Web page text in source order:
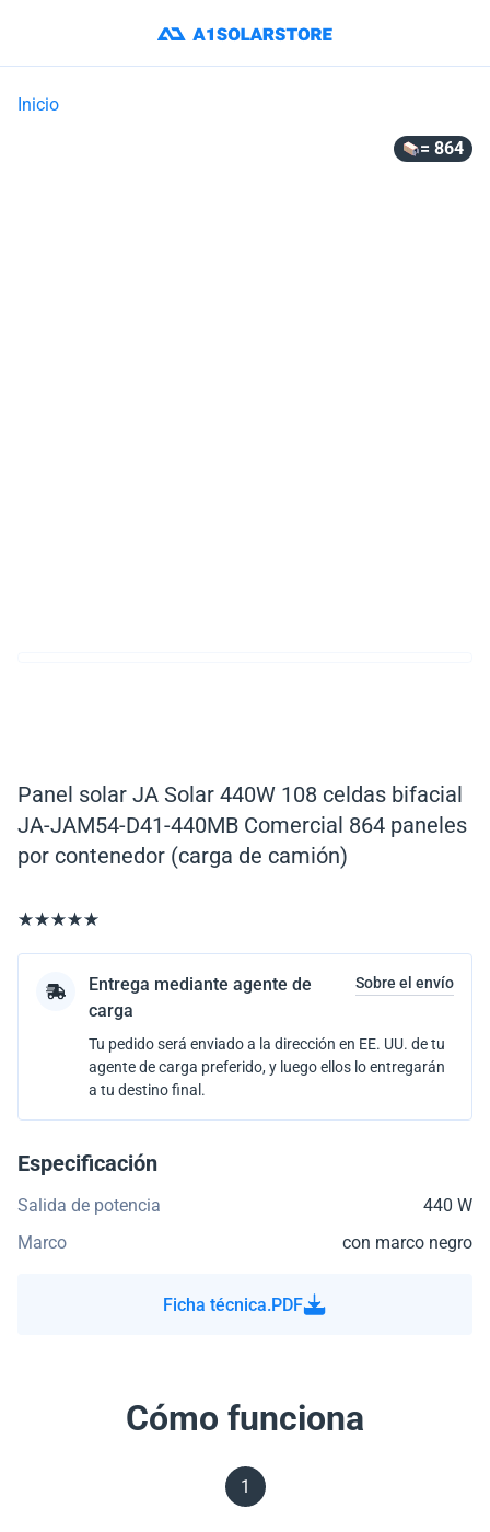
Inicio
= 864
Panel solar JA Solar 440W 108 celdas bifacial
JA-JAM54-D41-440MB Comercial 864 paneles
por contenedor (carga de camión)
Entrega mediante agente de
carga
Sobre el envío
Tu pedido será enviado a la dirección en EE. UU. de tu
agente de carga preferido, y luego ellos lo entregarán
a tu destino final.
Especificación
Salida de potencia
440 W
Marco
con marco negro
Ficha técnica.PDF
Cómo funciona
1